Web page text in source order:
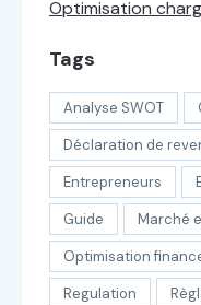
Optimisation
Tags
Analyse SWOT
Déclaration de
Entrepreneurs
Guide
Marché
Optimisation
Regulation